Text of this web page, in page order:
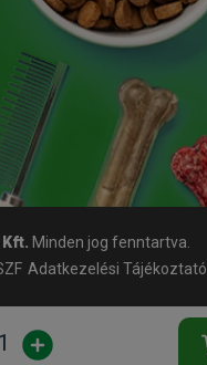
1
Minden jog fenntartva.
Adatkezelési Tájékoztató